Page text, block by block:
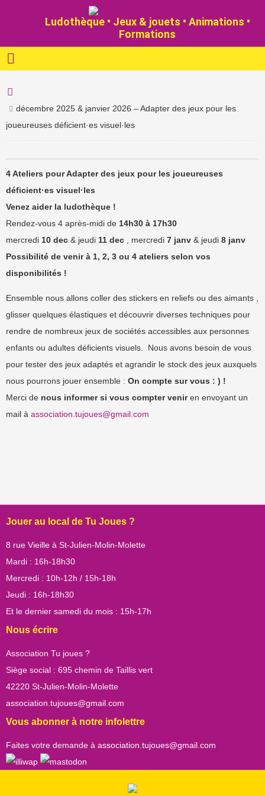
Ludothèque • Jeux & jouets • Animations •
Formations
décembre 2025 & janvier 2026 – Adapter des jeux pour les
joueureuses déficient·es visuel·les
4 Ateliers pour Adapter des jeux pour les joueureuses
déficient·es visuel·les
Venez aider la ludothèque !
Rendez-vous 4 après-midi de 14h30 à 17h30
mercredi 10 dec & jeudi 11 dec , mercredi 7 janv & jeudi 8 janv
Possibilité de venir à 1, 2, 3 ou 4 ateliers selon vos
disponibilités !
Ensemble nous allons coller des stickers en reliefs ou des aimants ,
glisser quelques élastiques et découvrir diverses techniques pour
rendre de nombreux jeux de sociétés accessibles aux personnes
enfants ou adultes déficients visuels. Nous avons besoin de vous
pour tester des jeux adaptés et agrandir le stock des jeux auxquels
nous pourrons jouer ensemble : On compte sur vous : ) !
Merci de nous informer si vous compter veniren envoyant un
mail à association.tujoues@gmail.com
Post navigation
Jouer au local de Tu Joues ?
8 rue Vieille à St-Julien-Molin-Molette
Mardi : 16h-18h30
Mercredi : 10h-12h / 15h-18h
Jeudi : 16h-18h30
Et le dernier samedi du mois : 15h-17h
Nous écrire
Association Tu joues ?
Siège social : 695 chemin de Taillis vert
42220 St-Julien-Molin-Molette
association.tujoues@gmail.com
Vous abonner à notre infolettre
Faites votre demande à association.tujoues@gmail.com